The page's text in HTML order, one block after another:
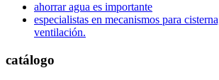
ahorrar agua es importante
especialistas en mecanismos para
ventilación.
catálogo